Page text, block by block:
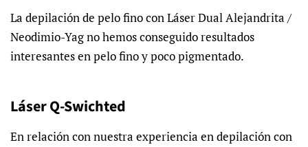
La depilación de pelo fino con Láser Dual Alejandrita /
Neodimio-Yag no hemos conseguido resultados
interesantes en pelo fino y poco pigmentado.
Láser Q-Swichted
En relación con nuestra experiencia en depilación con